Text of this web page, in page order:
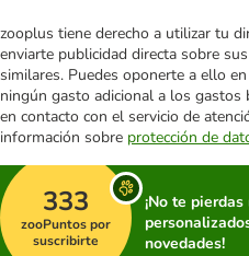
zooplus tiene derecho a utilizar tu
enviarte publicidad directa sobre
similares. Puedes oponerte a ello
ningún gasto adicional a los
en contacto con el servicio de
información sobre protección de
333
zooPuntos por
suscribirte
¡No te
novedades!